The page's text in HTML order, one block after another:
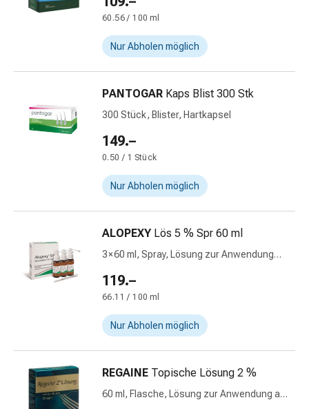
Unreine
Fieberblasen
Hautausschlag
Naturmittel
Bachblütentherapie
Pflanzenknospen
Phytotherapie
Schüssler-
Spagyrika
Anthroposophika
Niere,
Blase,
Harnwegsbeschwerden
Prostata
Nieren-
Blasenbeschwerden
Schmerzen
60.56 / 100 ml
Nur Abholen möglich
PANTOGAR Kaps Blist 300 Stk
300 Stück, Blister, Hartkapsel
149.–
0.50 / 1 Stück
Nur Abholen möglich
ALOPEXY Lös 5 % Spr 60 ml
3 × 60 ml, Spray, Lösung zur Anwendung
119.–
66.11 / 100 ml
Nur Abholen möglich
REGAINE Topische Lösung 2 %
60 ml, Flasche, Lösung zur Anwendung auf